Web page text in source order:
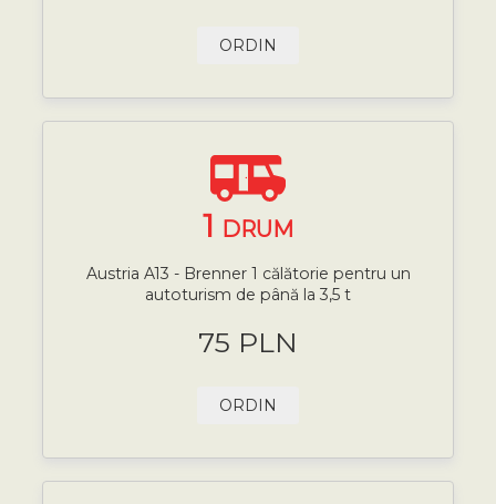
ORDIN
1 DRUM
Austria A13 - Brenner 1 călătorie pentru un
autoturism de până la 3,5 t
75 PLN
ORDIN